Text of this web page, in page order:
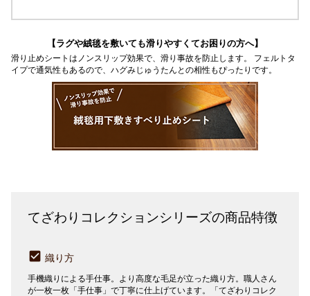
【ラグや絨毯を敷いても滑りやすくてお困りの方へ】
滑り止めシートはノンスリップ効果で、滑り事故を防止します。 フェルトタ
イプで通気性もあるので、ハグみじゅうたんとの相性もぴったりです。
てざわりコレクションシリーズの商品特徴
織り方
手機織りによる手仕事。より高度な毛足が立った織り方。職人さん
が一枚一枚「手仕事」で丁寧に仕上げています。「てざわりコレク